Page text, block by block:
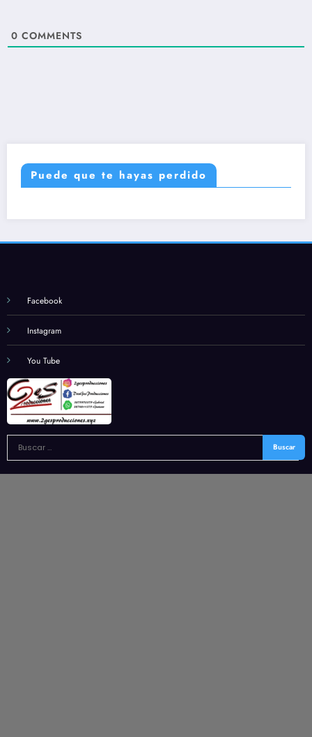
0 COMMENTS
Puede que te hayas perdido
Facebook
Instagram
You Tube